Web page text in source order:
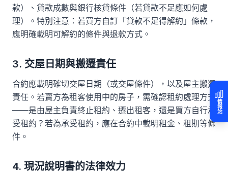
款）、貸款成數與銀行核貸條件（若貸款不足應如何處
理）。特別注意：若買方自訂「貸款不足得解約」條款，
應明確載明可解約的條件與退款方式。
3. 交屋日期與搬遷責任
合約應載明確切交屋日期（或交屋條件），以及屋主搬遷
責任。若賣方為租客使用中的房子，需確認租約處理方式
——是由屋主負責終止租約、遷出租客，還是買方自行承
受租約？若為承受租約，應在合約中載明租金、租期等條
件。
4. 現況說明書的法律效力
情報站